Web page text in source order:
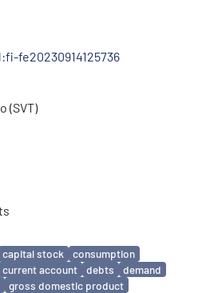
fe20230914125736
(SVT)
capital stock
consumption
current account debts
demand
gross domestic product